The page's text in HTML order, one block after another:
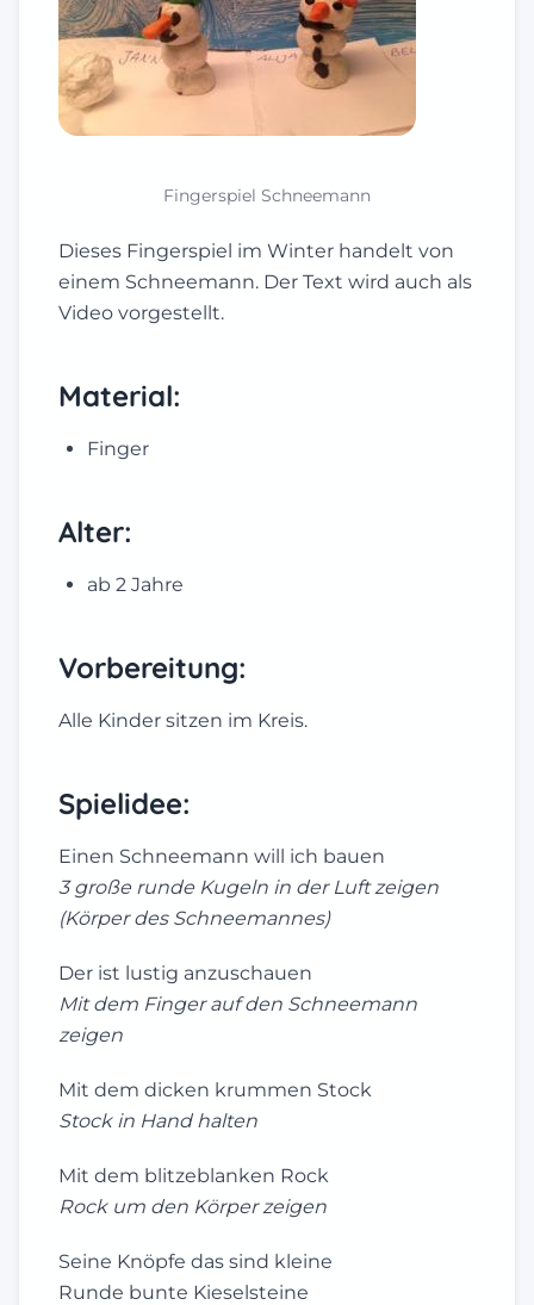
Fingerspiel Schneemann
Dieses Fingerspiel im Winter handelt von
einem Schneemann. Der Text wird auch als
Video vorgestellt.
Material:
Finger
Alter:
ab 2 Jahre
Vorbereitung:
Alle Kinder sitzen im Kreis.
Spielidee:
Einen Schneemann will ich bauen
3 große runde Kugeln in der Luft zeigen
(Körper des Schneemannes)
Der ist lustig anzuschauen
Mit dem Finger auf den Schneemann
zeigen
Mit dem dicken krummen Stock
Stock in Hand halten
Mit dem blitzeblanken Rock
Rock um den Körper zeigen
Seine Knöpfe das sind kleine
Runde bunte Kieselsteine